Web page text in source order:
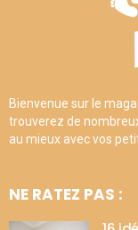
Bienvenue sur le
trouverez de
au mieux avec vos
NE RATEZ PAS :